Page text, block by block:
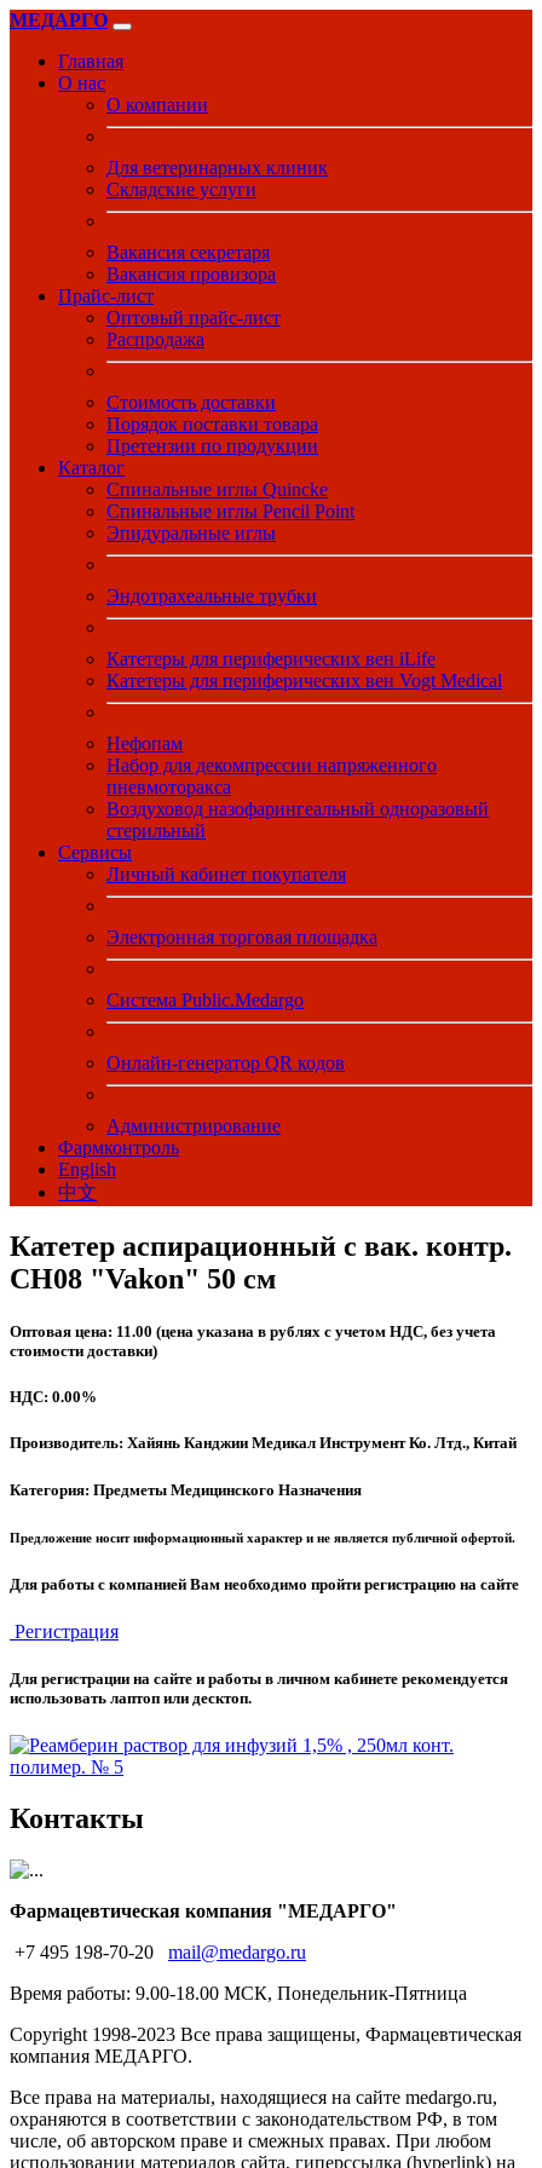
МЕДАРГО
Главная
О нас
О компании
Для ветеринарных клиник
Складские услуги
Вакансия секретаря
Вакансия провизора
Прайс-лист
Оптовый прайс-лист
Распродажа
Стоимость доставки
Порядок поставки товара
Претензии по продукции
Каталог
Спинальные иглы Quincke
Спинальные иглы Pencil Point
Эпидуральные иглы
Эндотрахеальные трубки
Катетеры для периферических вен iLife
Катетеры для периферических вен Vogt Medical
Нефопам
Набор для декомпрессии напряженного
пневмоторакса
Воздуховод назофарингеальный одноразовый
стерильный
Сервисы
Личный кабинет покупателя
Электронная торговая площадка
Система Public.Medargo
Онлайн-генератор QR кодов
Администрирование
Фармконтроль
English
中文
Катетер аспирационный с вак. контр.
CH08 "Vakon" 50 см
Оптовая цена: 11.00 (цена указана в рублях с учетом НДС, без учета
стоимости доставки)
НДС: 0.00%
Производитель: Хайянь Канджии Медикал Инструмент Ко. Лтд., Китай
Категория: Предметы Медицинского Назначения
Предложение носит информационный характер и не является публичной офертой.
Для работы с компанией Вам необходимо пройти регистрацию на сайте
Регистрация
Для регистрации на сайте и работы в личном кабинете рекомендуется
использовать лаптоп или десктоп.
Контакты
Фармацевтическая компания "МЕДАРГО"
+7 495 198-70-20
mail@medargo.ru
Время работы: 9.00-18.00 МСК, Понедельник-Пятница
Copyright 1998-2023 Все права защищены, Фармацевтическая
компания МЕДАРГО.
Все права на материалы, находящиеся на сайте medargo.ru,
охраняются в соответствии с законодательством РФ, в том
числе, об авторском праве и смежных правах. При любом
использовании материалов сайта, гиперссылка (hyperlink) на